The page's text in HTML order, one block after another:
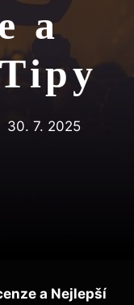
a
30. 7. 2025
a Nejlepší